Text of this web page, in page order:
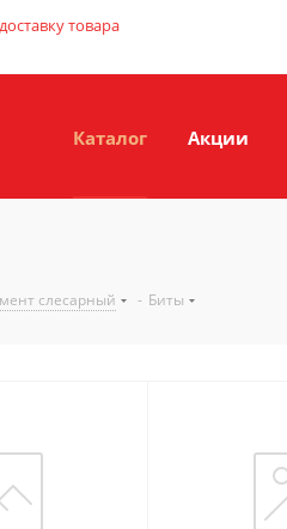
товара
Каталог Акции
слесарный - Биты